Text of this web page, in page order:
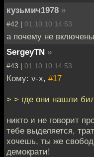
кузьмич1978 »
#42 | 01.10.10 14:53
а почему не
SergeyTN »
#43 | 01.10.10 14:53
Кому: v-x, #17
> > где они нашли
никто и не говорит
тебе выделяется,
хочешь, ты же
демократи!